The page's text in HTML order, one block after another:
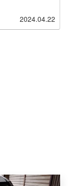
2024.04.22